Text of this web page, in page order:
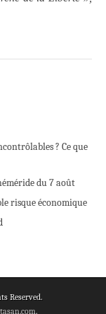
? Ce que
du 7 août
risque économique
Reserved.
.